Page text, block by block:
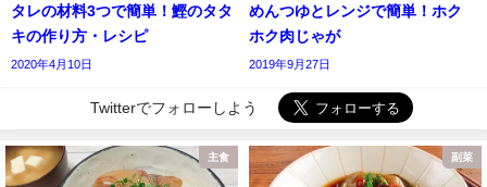
タレの材料3つで簡単！鰹のタタ
キの作り方・レシピ
2020年4月10日
めんつゆとレンジで簡単！ホク
ホク肉じゃが
2019年9月27日
Twitterでフォローしよう
主食 副菜